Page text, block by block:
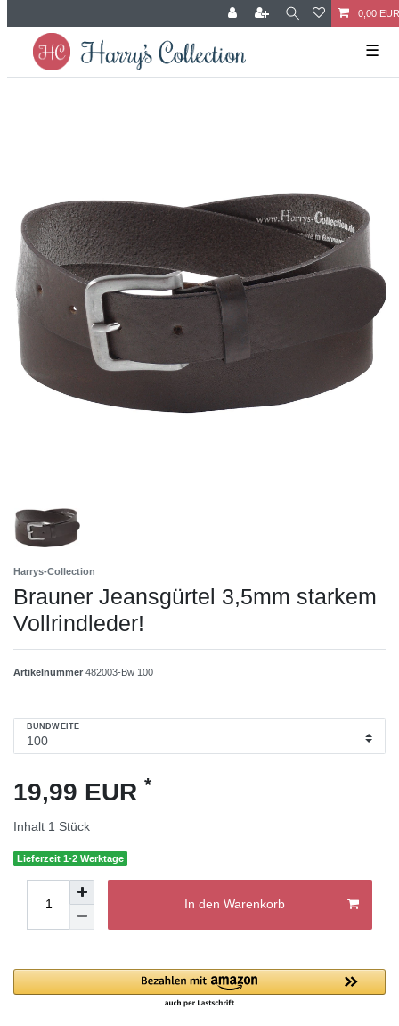
0,00 EUR
☰
Harrys-Collection
Brauner Jeansgürtel 3,5mm starkem
Vollrindleder!
Artikelnummer 482003-Bw 100
BUNDWEITE
19,99 EUR *
Inhalt 1 Stück
Lieferzeit 1-2 Werktage
In den Warenkorb